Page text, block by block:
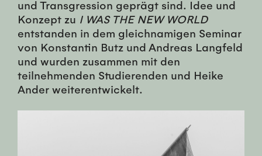
und Transgression geprägt sind. Idee und
Konzept zu I WAS THE NEW WORLD
entstanden in dem gleichnamigen Seminar
von Konstantin Butz und Andreas Langfeld
und wurden zusammen mit den
teilnehmenden Studierenden und Heike
Ander weiterentwickelt.